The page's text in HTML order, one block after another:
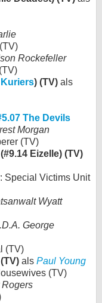
Rockefeller
Kuriers) (TV) als
The Devils
Morgan
(TV)
(#9.14 Eizelle) (TV)
Special Victims Unit
Wyatt
George
(TV)
(TV) als Paul Young
(TV)